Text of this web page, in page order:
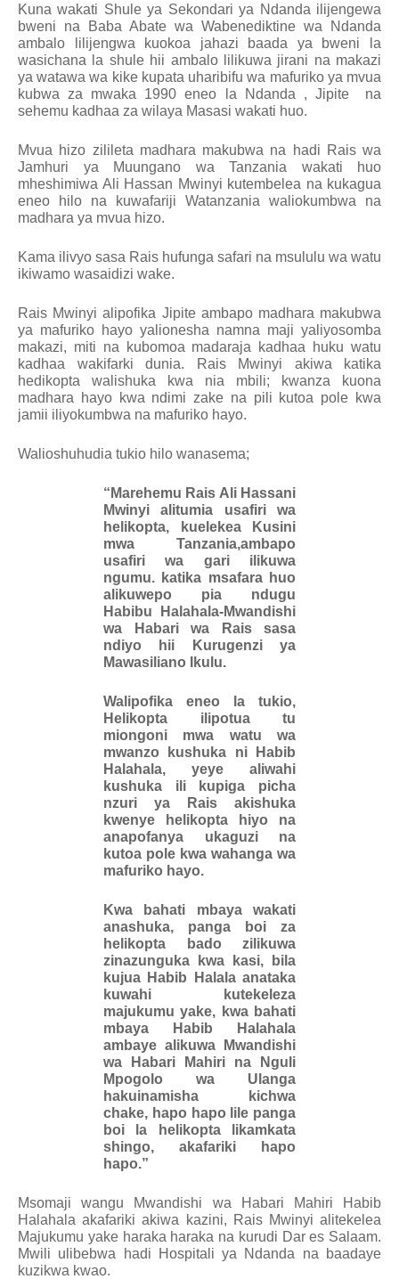
Kuna wakati Shule ya Sekondari ya Ndanda ilijengewa
bweni na Baba Abate wa Wabenediktine wa Ndanda
ambalo lilijengwa kuokoa jahazi baada ya bweni la
wasichana la shule hii ambalo lilikuwa jirani na makazi
ya watawa wa kike kupata uharibifu wa mafuriko ya mvua
kubwa za mwaka 1990 eneo la Ndanda , Jipite
na
sehemu kadhaa za wilaya Masasi wakati huo.
Mvua hizo zilileta madhara makubwa na hadi Rais wa
Jamhuri ya Muungano wa Tanzania wakati huo
mheshimiwa Ali Hassan Mwinyi kutembelea na kukagua
eneo hilo na kuwafariji Watanzania waliokumbwa na
madhara ya mvua hizo.
Kama ilivyo sasa Rais hufunga safari na msululu wa watu
ikiwamo wasaidizi wake.
Rais Mwinyi alipofika Jipite ambapo madhara makubwa
ya mafuriko hayo yalionesha namna maji yaliyosomba
makazi, miti na kubomoa madaraja kadhaa huku watu
kadhaa wakifarki dunia. Rais Mwinyi akiwa katika
hedikopta walishuka kwa nia mbili; kwanza kuona
madhara hayo kwa ndimi zake na pili kutoa pole kwa
jamii iliyokumbwa na mafuriko hayo.
Walioshuhudia tukio hilo wanasema;
“Marehemu Rais Ali Hassani
Mwinyi alitumia usafiri wa
helikopta, kuelekea Kusini
mwa Tanzania,ambapo
usafiri wa gari ilikuwa
ngumu. katika msafara huo
alikuwepo pia ndugu
Habibu Halahala-Mwandishi
wa Habari wa Rais sasa
ndiyo hii Kurugenzi ya
Mawasiliano Ikulu.
Walipofika eneo la tukio,
Helikopta ilipotua tu
miongoni mwa watu wa
mwanzo kushuka ni Habib
Halahala, yeye aliwahi
kushuka ili kupiga picha
nzuri ya Rais akishuka
kwenye helikopta hiyo na
anapofanya ukaguzi na
kutoa pole kwa wahanga wa
mafuriko hayo.
Kwa bahati mbaya wakati
anashuka, panga boi za
helikopta bado zilikuwa
zinazunguka kwa kasi, bila
kujua Habib Halala anataka
kuwahi kutekeleza
majukumu yake, kwa bahati
mbaya Habib Halahala
ambaye alikuwa Mwandishi
wa Habari Mahiri na Nguli
Mpogolo wa Ulanga
hakuinamisha kichwa
chake, hapo hapo lile panga
boi la helikopta likamkata
shingo, akafariki hapo
hapo.”
Msomaji wangu Mwandishi wa Habari Mahiri Habib
Halahala akafariki akiwa kazini, Rais Mwinyi alitekelea
Majukumu yake haraka haraka na kurudi Dar es Salaam.
Mwili ulibebwa hadi Hospitali ya Ndanda na baadaye
kuzikwa kwao.